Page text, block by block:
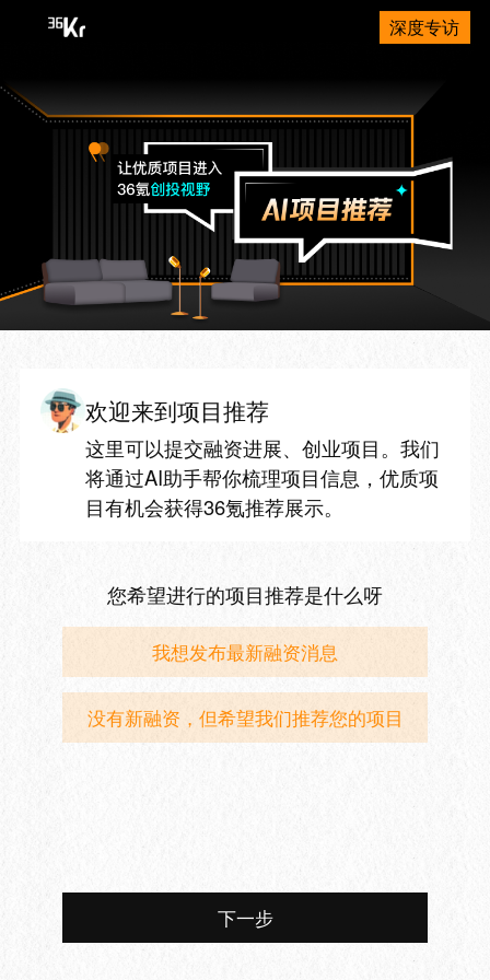
深度专访
欢迎来到项目推荐
这里可以提交融资进展、创业项目。我们
将通过AI助手帮你梳理项目信息，优质项
目有机会获得36氪推荐展示。
您希望进行的项目推荐是什么呀
我想发布最新融资消息
没有新融资，但希望我们推荐您的项目
下一步